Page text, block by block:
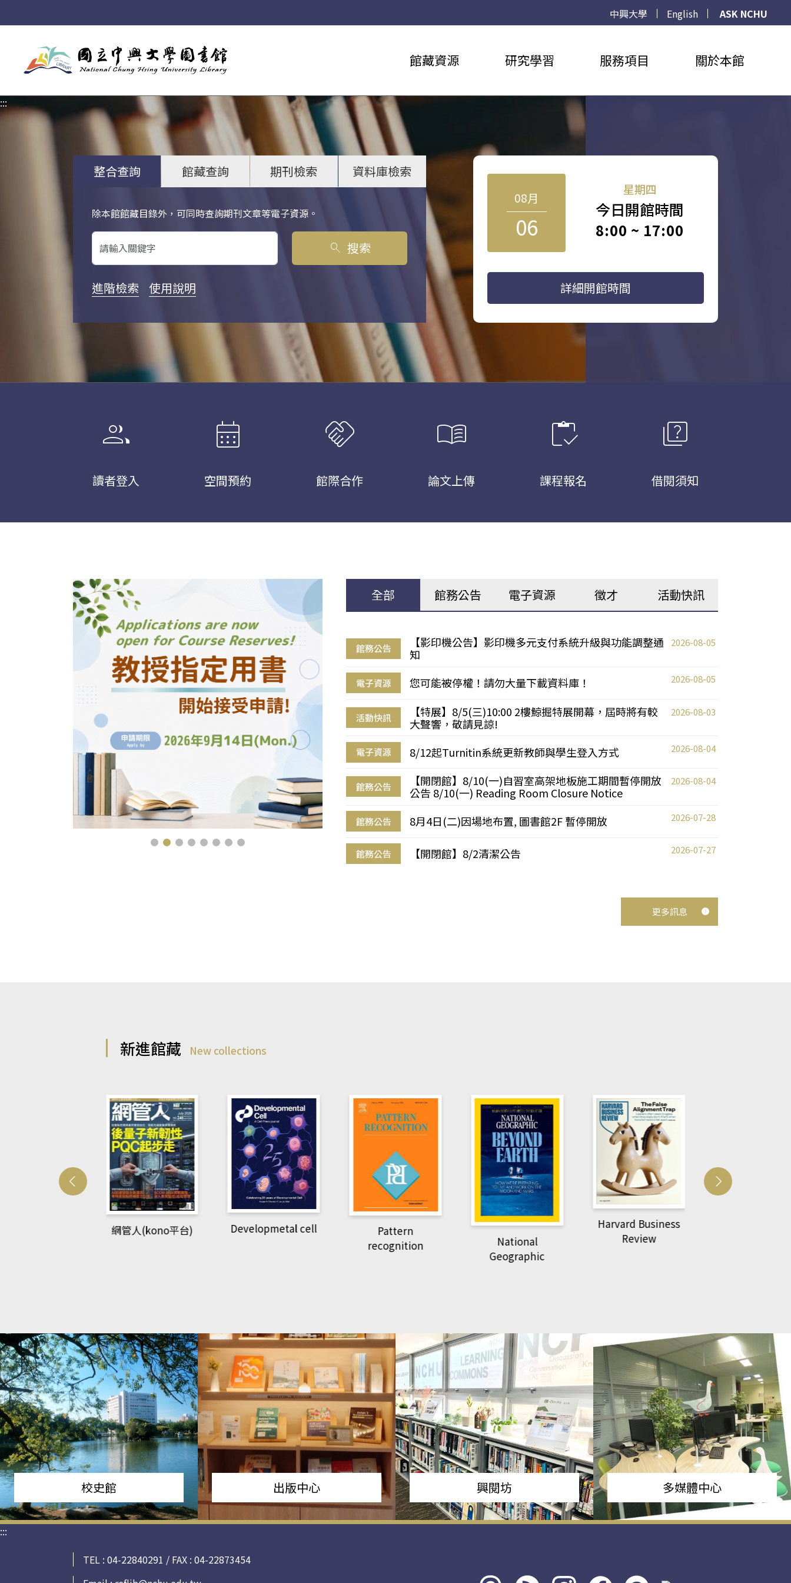
中興大學 English
ASK NCHU
館藏資源 研究學習 服務項目 關於本館
:::
整合查詢 館藏查詢 期刊檢索 資料庫檢索
除本館館藏目錄外，可同時查詢期刊文章等電子資源。
關鍵字搜尋
search 搜索
進階檢索 使用說明
08月
06
星期四
今日開館時間
8:00 ~ 17:00
詳細開館時間
group
讀者登入
calendar_month
空間預約
handshake
館際合作
menu_book
論文上傳
inventory
課程報名
quiz
借閱須知
全部 館務公告 電子資源 徵才 活動快訊
館務公告
【影印機公告】影印機多元支付系統升級與功能調整通
知
2026-08-05
電子資源 您可能被停權！請勿大量下載資料庫！ 2026-08-05
活動快訊
【特展】8/5(三)10:00 2樓鯨掘特展開幕，屆時將有較
大聲響，敬請見諒!
2026-08-03
電子資源 8/12起Turnitin系統更新教師與學生登入方式 2026-08-04
館務公告
【開閉館】8/10(一)自習室高架地板施工期間暫停開放
公告 8/10(一) Reading Room Closure Notice
2026-08-04
館務公告 8月4日(二)因場地布置, 圖書館2F 暫停開放 2026-07-28
館務公告 【開閉館】8/2清潔公告 2026-07-27
更多訊息
新進館藏 New collections
網管人(kono平台) Developmetal cell
Pattern
recognition
National
Geographic
Harvard Business
Review
校史館 出版中心 興閱坊 多媒體中心
:::
TEL : 04-22840291 / FAX : 04-22873454